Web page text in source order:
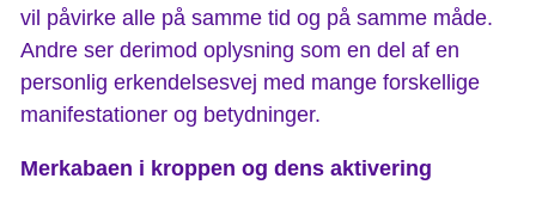
vil påvirke alle på samme tid og på samme måde.
Andre ser derimod oplysning som en del af en
personlig erkendelsesvej med mange forskellige
manifestationer og betydninger.
Merkabaen i kroppen og dens aktivering